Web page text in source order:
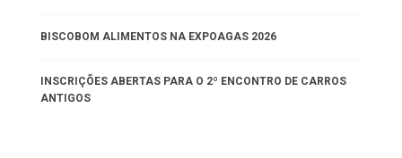
BISCOBOM ALIMENTOS NA EXPOAGAS 2026
INSCRIÇÕES ABERTAS PARA O 2º ENCONTRO DE CARROS
ANTIGOS